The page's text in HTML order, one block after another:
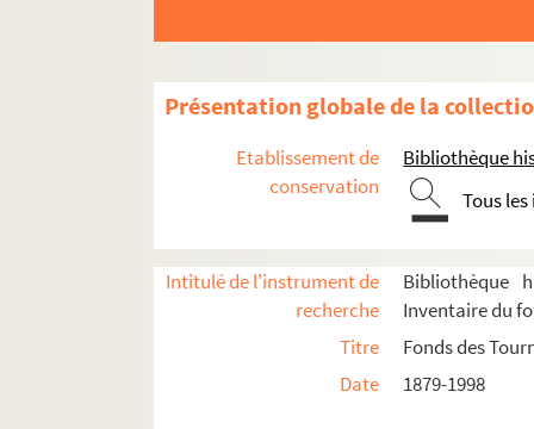
Présentation globale de la
Etablissement de
conservation
Bibliothèque
Tous
Intitulé de l'instrument de
recherche
Bibliothèque
Inventaire du
Titre
Fonds des
Date
1879-1998
Constitution des sociétés
Tutelles et partenariats